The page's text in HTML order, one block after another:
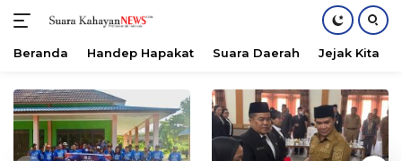
konten
Beranda Handep Hapakat Suara Daerah Jejak Kita